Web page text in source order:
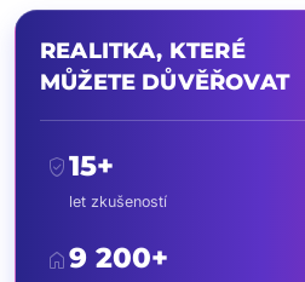
REALITKA, KTERÉ
MŮŽETE DŮVĚŘOVAT
verified_user15+
let zkušeností
home9 200+